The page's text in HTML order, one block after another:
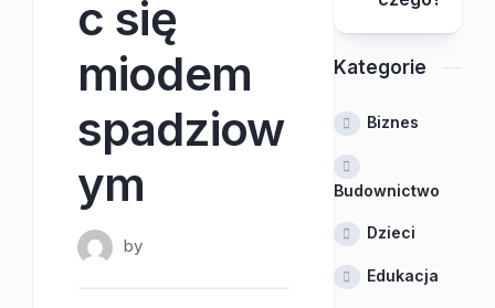
c się
miodem
spadziow
ym
by
Kategorie
Biznes
Budownictwo
Dzieci
Edukacja